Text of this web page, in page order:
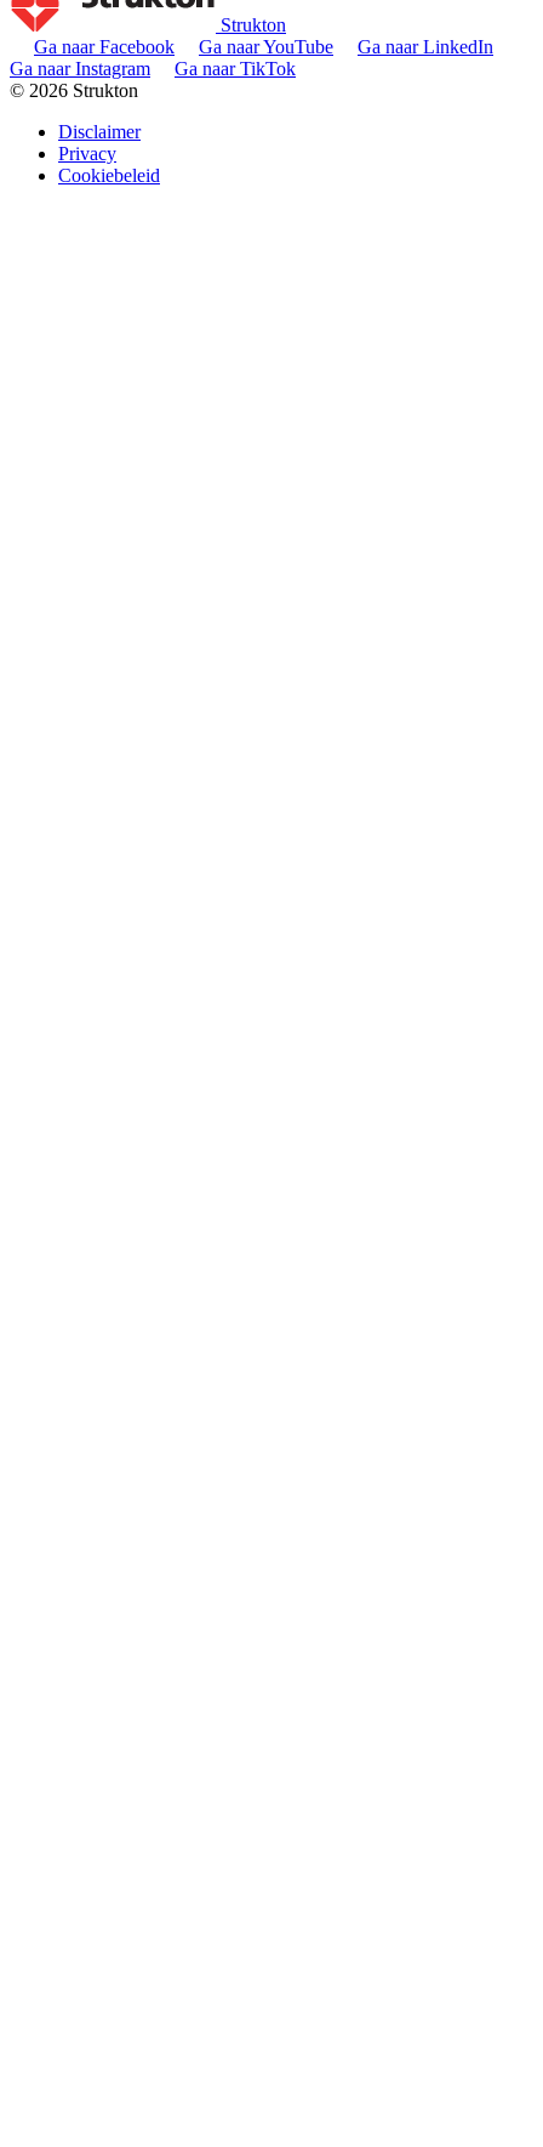
Strukton
Ga naar Facebook
Ga naar YouTube
Ga naar LinkedIn
Ga naar Instagram
Ga naar TikTok
© 2026 Strukton
Disclaimer
Privacy
Cookiebeleid